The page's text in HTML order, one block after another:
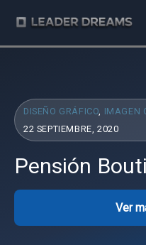
DISEÑO GRÁFICO, IMAGEN
22 SEPTIEMBRE, 2020
Pensión
Ver